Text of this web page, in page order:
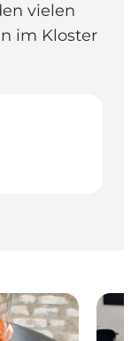
vielen
im Kloster